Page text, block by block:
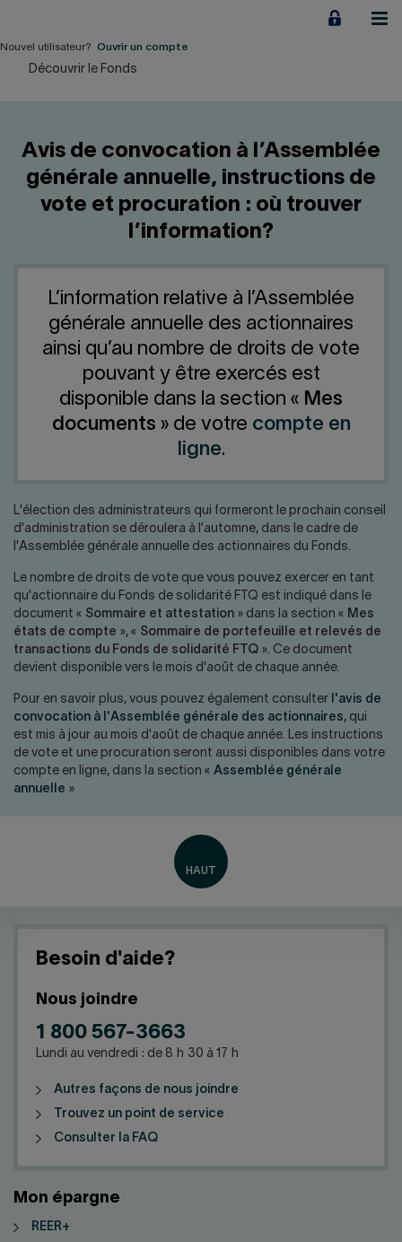
contenu
Financement d'entreprise
Notre Impact
LIENS RAPIDES
Carrière
Nous joindre Salle de presse
Nouvel utilisateur? Ouvrir un compte
Découvrir le Fonds
Avis de convocation à l’Assemblée
générale annuelle, instructions de
vote et procuration : où trouver
l’information?
L’information relative à l’Assemblée
générale annuelle des actionnaires
ainsi qu’au nombre de droits de vote
pouvant y être exercés est
disponible dans la section « Mes
documents » de votre compte en
ligne.
L'élection des administrateurs qui formeront le prochain conseil
d'administration se déroulera à l'automne, dans le cadre de
l'Assemblée générale annuelle des actionnaires du Fonds.
Le nombre de droits de vote que vous pouvez exercer en tant
qu'actionnaire du Fonds de solidarité FTQ est indiqué dans le
document « Sommaire et attestation » dans la section « Mes
états de compte », « Sommaire de portefeuille et relevés de
transactions du Fonds de solidarité FTQ ». Ce document
devient disponible vers le mois d'août de chaque année.
Pour en savoir plus, vous pouvez également consulter
l'avis de
convocation à l'Assemblée générale des actionnaires, qui
est mis à jour au mois d'août de chaque année. Les instructions
de vote et une procuration seront aussi disponibles dans votre
compte en ligne, dans la section « Assemblée générale
annuelle »
Besoin d'aide?
Nous joindre
1 800 567-3663
Lundi au vendredi : de 8 h 30 à 17 h
Autres façons de nous joindre
Trouvez un point de service
Consulter la FAQ
Mon épargne
REER+